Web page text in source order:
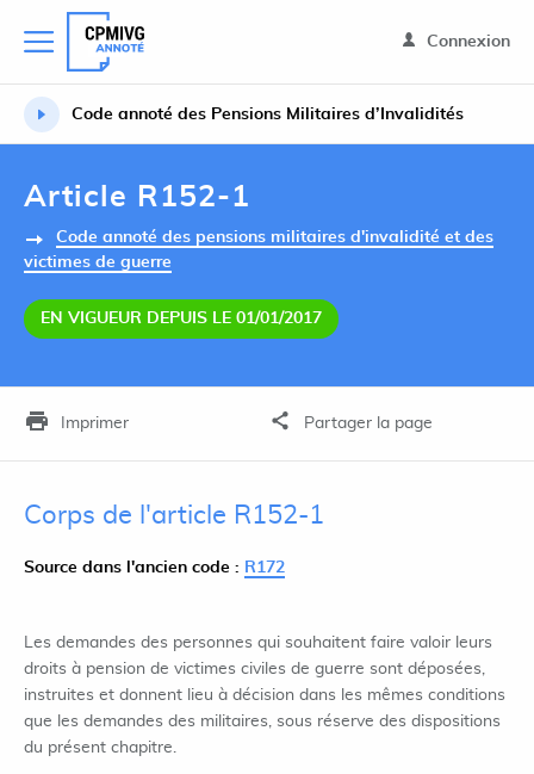
Connexion
Code annoté des Pensions Militaires d’Invalidités
Article R152-1
Code annoté des pensions militaires d'invalidité et des
victimes de guerre
EN VIGUEUR DEPUIS LE 01/01/2017
Imprimer Partager la page
Corps de l'article R152-1
Source dans l'ancien code : R172
Les demandes des personnes qui souhaitent faire valoir leurs
droits à pension de victimes civiles de guerre sont déposées,
instruites et donnent lieu à décision dans les mêmes conditions
que les demandes des militaires, sous réserve des dispositions
du présent chapitre.